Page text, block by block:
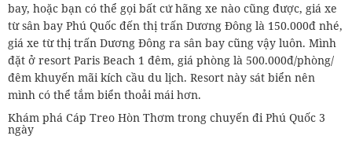
bay, hoặc bạn có thể gọi bất cứ hãng xe nào cũng được, giá xe
từ sân bay Phú Quốc đến thị trấn Dương Đông là 150.000đ nhé,
giá xe từ thị trấn Dương Đông ra sân bay cũng vậy luôn. Mình
đặt ở resort Paris Beach 1 đêm, giá phòng là 500.000đ/phòng/
đêm khuyến mãi kích cầu du lịch. Resort này sát biển nên
mình có thể tắm biển thoải mái hơn.
Khám phá Cáp Treo Hòn Thơm trong chuyến đi Phú Quốc 3
ngày